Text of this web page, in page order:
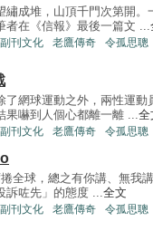
繡成堆，山頂千門次第開
者在《信報》最後一篇文 ...
副刊文化 老鷹傳奇 令孤思聰
了網球運動之外，兩性運
果嚇到人個心都離一離 ...全
副刊文化 老鷹傳奇 令孤思聰
全球，總之有你講、無我
訴咗先」的態度 ...全文
副刊文化 老鷹傳奇 令孤思聰